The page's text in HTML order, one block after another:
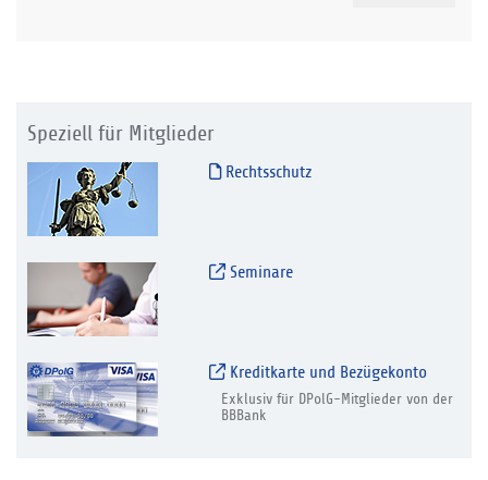
Speziell für Mitglieder
Rechtsschutz
Seminare
Kreditkarte und Bezügekonto
Exklusiv für DPolG-Mitglieder von der
BBBank